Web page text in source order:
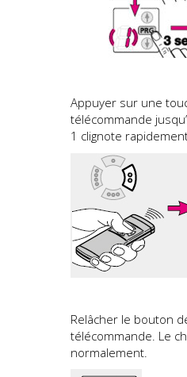
Appuyer sur une
télécommande
1 clignote
Relâcher le bouton
télécommande. Le
normalement.